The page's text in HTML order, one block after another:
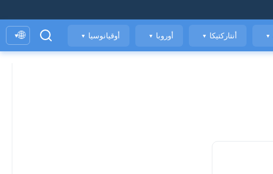
▼ أنتاركتيكا ▼ أوروبا ▼ أوقيانوسيا ▼
🌐
▾